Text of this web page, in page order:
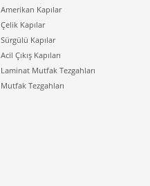
Amerikan Kapılar
Çelik Kapılar
Sürgülü Kapılar
Acil Çıkış Kapıları
Laminat Mutfak Tezgahları
Mutfak Tezgahları